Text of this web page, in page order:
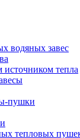
водяных завес
источником тепла
пушки
тепловых